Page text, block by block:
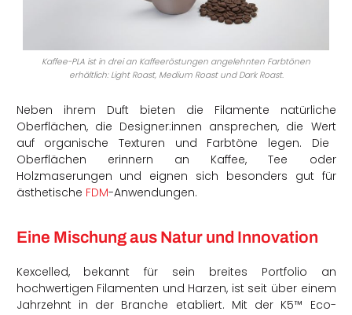
Kaffee-PLA ist in drei an Kaffeeröstungen angelehnten Farbtönen
erhältlich: Light Roast, Medium Roastund Dark Roast.
Neben ihrem Duft bieten die Filamente natürliche
Oberflächen, die Designer:innen ansprechen, die Wert
auf organische Texturen und Farbtöne legen. Die
Oberflächen erinnern an Kaffee, Tee oder
Holzmaserungen und eignen sich besonders gut für
ästhetische FDM-Anwendungen.
Eine Mischung aus Natur und Innovation
Kexcelled, bekannt für sein breites Portfolio an
hochwertigen Filamenten und Harzen, ist seit über einem
Jahrzehnt in der Branche etabliert. Mit der K5™ Eco-